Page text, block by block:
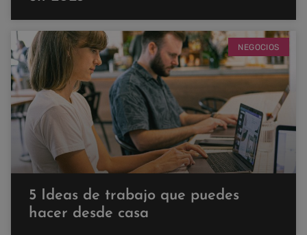
NEGOCIOS
5 Ideas de trabajo que puedes
hacer desde casa